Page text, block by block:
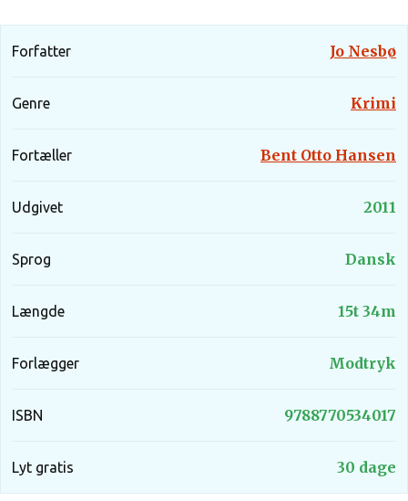
Forfatter Jo Nesbø
Genre Krimi
Fortæller Bent Otto Hansen
Udgivet 2011
Sprog Dansk
Længde 15t 34m
Forlægger Modtryk
ISBN 9788770534017
Lyt gratis 30 dage